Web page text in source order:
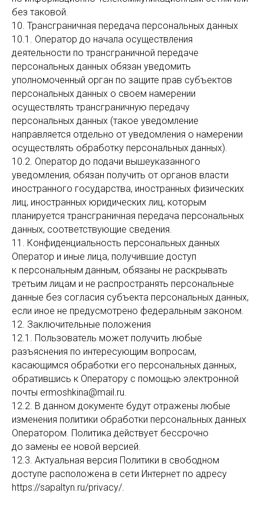
без таковой.
10. Трансграничная передача персональных данных
10.1. Оператор до начала осуществления
деятельности по трансграничной передаче
персональных данных обязан уведомить
уполномоченный орган по защите прав субъектов
персональных данных о своем намерении
осуществлять трансграничную передачу
персональных данных (такое уведомление
направляется отдельно от уведомления о намерении
осуществлять обработку персональных данных).
10.2. Оператор до подачи вышеуказанного
уведомления, обязан получить от органов власти
иностранного государства, иностранных физических
лиц, иностранных юридических лиц, которым
планируется трансграничная передача персональных
данных, соответствующие сведения.
11. Конфиденциальность персональных данных
Оператор и иные лица, получившие доступ
к персональным данным, обязаны не раскрывать
третьим лицам и не распространять персональные
данные без согласия субъекта персональных данных,
если иное не предусмотрено федеральным законом.
12. Заключительные положения
12.1. Пользователь может получить любые
разъяснения по интересующим вопросам,
касающимся обработки его персональных данных,
обратившись к Оператору с помощью электронной
почты ermoshkina@mail.ru.
12.2. В данном документе будут отражены любые
изменения политики обработки персональных данных
Оператором. Политика действует бессрочно
до замены ее новой версией.
12.3. Актуальная версия Политики в свободном
доступе расположена в сети Интернет по адресу
https://sapaltyn.ru/privacy/.